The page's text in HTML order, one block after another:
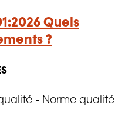
Quels
?
- Norme qualité